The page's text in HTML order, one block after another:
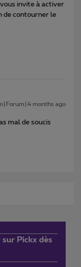
invite à activer
de contourner le
months ago
mal de soucis
Pickx dès